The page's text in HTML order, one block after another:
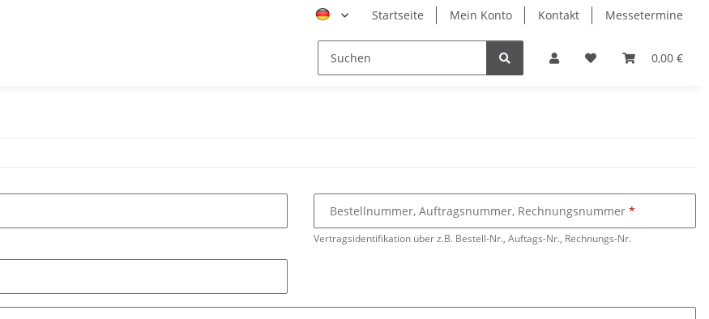
Startseite Mein Konto Kontakt Messetermine
0,00 €
Vertragsidentifikation über z.B. Bestell-Nr., Auftags-Nr., Rechnungs-Nr.
Bestellnummer, Auftragsnummer, Rechnungsnummer